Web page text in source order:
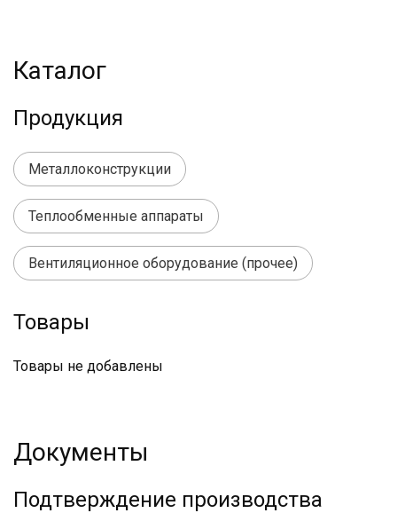
Каталог
Продукция
Металлоконструкции
Теплообменные аппараты
Вентиляционное оборудование (прочее)
Товары
Товары не добавлены
Документы
Подтверждение производства